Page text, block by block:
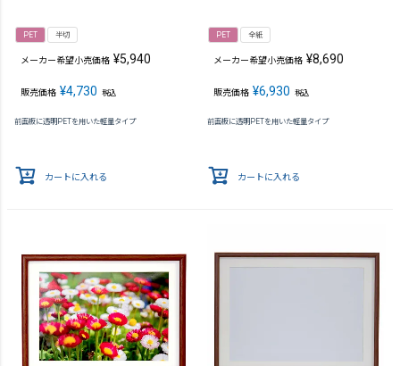
PET 半切
メーカー希望小売価格 ¥5,940
販売価格 ¥4,730 税込
前面板に透明PETを用いた軽量タイプ
カートに入れる
PET 全紙
メーカー希望小売価格 ¥8,690
販売価格 ¥6,930 税込
前面板に透明PETを用いた軽量タイプ
カートに入れる